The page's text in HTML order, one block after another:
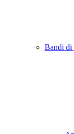
Bandi di